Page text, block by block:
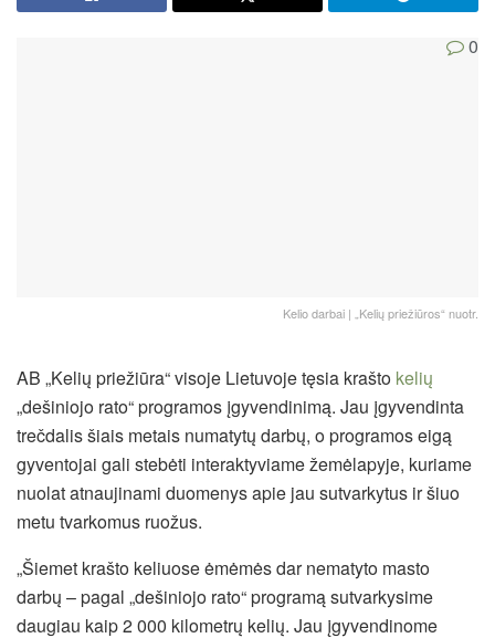
0
Kelio darbai | „Kelių priežiūros“ nuotr.
AB „Kelių priežiūra“ visoje Lietuvoje tęsia krašto kelių
„dešiniojo rato“ programos įgyvendinimą. Jau įgyvendinta
trečdalis šiais metais numatytų darbų, o programos eigą
gyventojai gali stebėti interaktyviame žemėlapyje, kuriame
nuolat atnaujinami duomenys apie jau sutvarkytus ir šiuo
metu tvarkomus ruožus.
„Šiemet krašto keliuose ėmėmės dar nematyto masto
darbų – pagal „dešiniojo rato“ programą sutvarkysime
daugiau kaip 2 000 kilometrų kelių. Jau įgyvendinome